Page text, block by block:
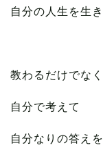
自分の人生を生
教わるだけでなく
自分で考えて
自分なりの答え